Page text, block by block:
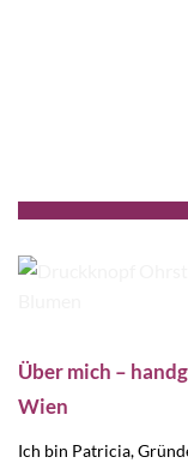
Über mich –
Wien
Ich bin Patricia,